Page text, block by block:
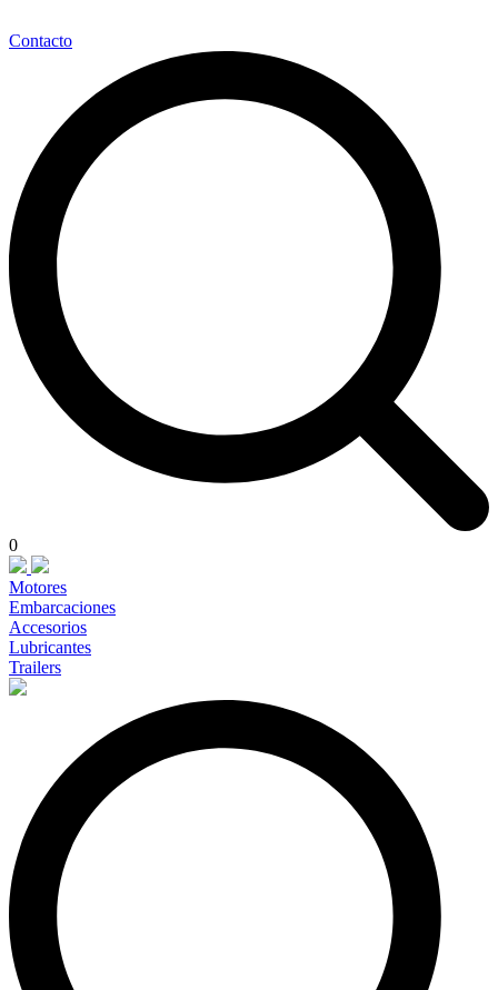
Contacto
0
Motores
Embarcaciones
Accesorios
Lubricantes
Trailers